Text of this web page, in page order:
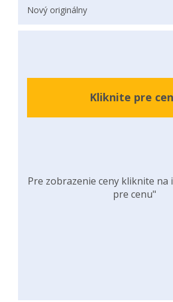
Nový originálny
Kliknite pre
Pre zobrazenie ceny kliknite
pre cenu"